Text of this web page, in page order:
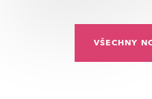
VŠECHNY